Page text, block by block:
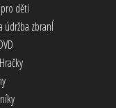
děti
údržba zbranÍ